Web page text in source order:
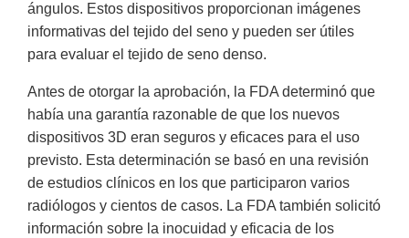
ángulos. Estos dispositivos proporcionan imágenes
informativas del tejido del seno y pueden ser útiles
para evaluar el tejido de seno denso.
Antes de otorgar la aprobación, la FDA determinó que
había una garantía razonable de que los nuevos
dispositivos 3D eran seguros y eficaces para el uso
previsto. Esta determinación se basó en una revisión
de estudios clínicos en los que participaron varios
radiólogos y cientos de casos. La FDA también solicitó
información sobre la inocuidad y eficacia de los